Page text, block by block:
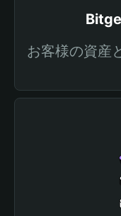
お客様の資産